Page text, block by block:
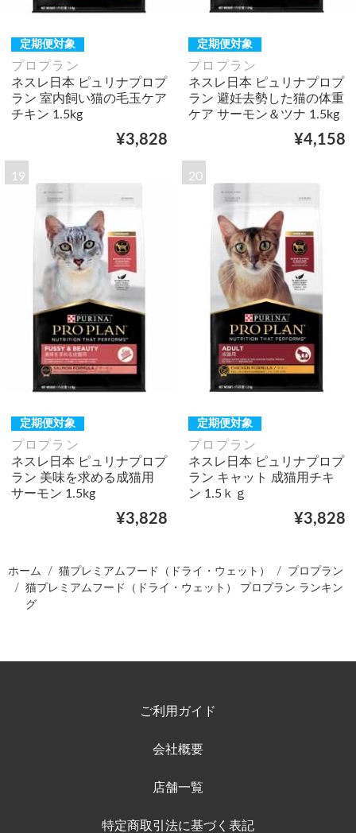
定期便対象
プロプラン
ネスレ日本 ピュリナプロプ
ラン 室内飼い猫の毛玉ケア
チキン 1.5kg
¥3,828
定期便対象
プロプラン
ネスレ日本 ピュリナプロプ
ラン 避妊去勢した猫の体重
ケア サーモン＆ツナ 1.5kg
¥4,158
19
定期便対象
プロプラン
ネスレ日本 ピュリナプロプ
ラン 美味を求める成猫用
サーモン 1.5kg
¥3,828
20
定期便対象
プロプラン
ネスレ日本 ピュリナプロプ
ラン キャット 成猫用チキ
ン 1.5ｋｇ
¥3,828
ホーム 猫プレミアムフード（ドライ・ウェット）
プロプラン
猫プレミアムフード（ドライ・ウェット） プロプラン ランキン
グ
ご利用ガイド
会社概要
店舗一覧
特定商取引法に基づく表記